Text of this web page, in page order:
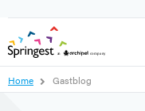
Home Gastblog